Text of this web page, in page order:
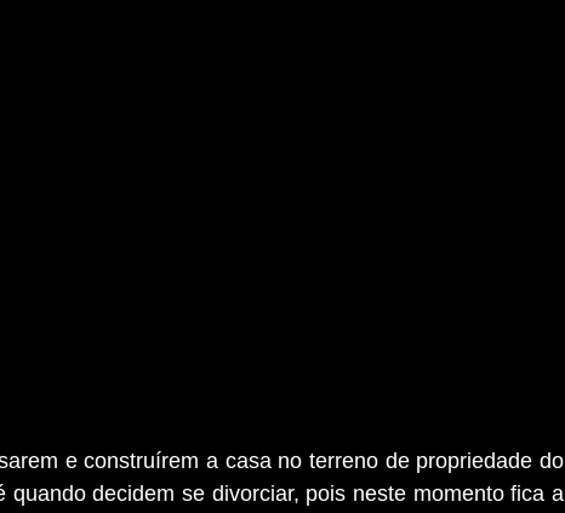
e construírem a casa no terreno de propriedade do
decidem se divorciar, pois neste momento fica a